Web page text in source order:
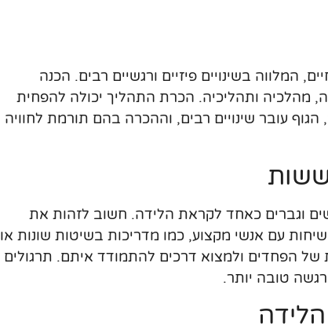
המלווה בשינויים פיזיים ורגשיים רבים. הכנה
מהלכיה ותהליכיה. הכרת התהליך יכולה להפחית
עובר שינויים רבים, וההכרה בהם תורמת לחוויה
וגברים כאחד לקראת הלידה. חשוב לזהות את
עם אנשי מקצוע, כמו מדריכות בשיטות שונות או
של הפחדים ולמצוא דרכים להתמודד איתם. תרגולים
טובה יותר.